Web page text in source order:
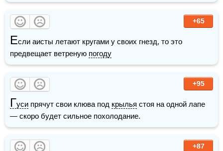
+65
Если аисты летают кругами у своих гнезд, то это
предвещает ветреную погоду
+95
Гуси прячут свои клюва под крылья стоя на одной лапе
— скоро будет сильное похолодание.
+87